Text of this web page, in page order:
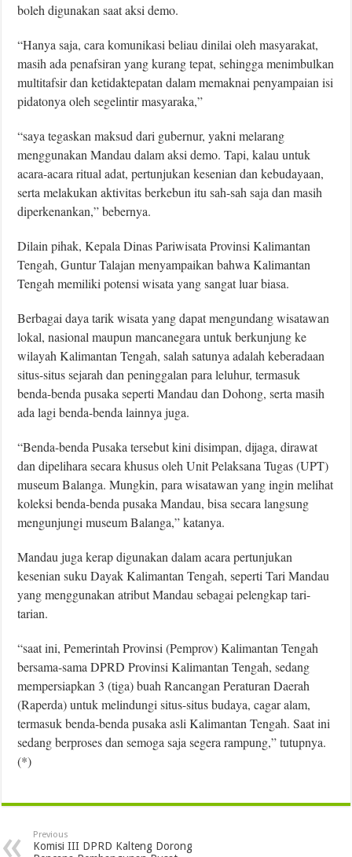
boleh digunakan saat aksi demo.
“Hanya saja, cara komunikasi beliau dinilai oleh masyarakat,
masih ada penafsiran yang kurang tepat, sehingga menimbulkan
multitafsir dan ketidaktepatan dalam memaknai penyampaian isi
pidatonya oleh segelintir masyaraka,”
“saya tegaskan maksud dari gubernur, yakni melarang
menggunakan Mandau dalam aksi demo. Tapi, kalau untuk
acara-acara ritual adat, pertunjukan kesenian dan kebudayaan,
serta melakukan aktivitas berkebun itu sah-sah saja dan masih
diperkenankan,” bebernya.
Dilain pihak, Kepala Dinas Pariwisata Provinsi Kalimantan
Tengah, Guntur Talajan menyampaikan bahwa Kalimantan
Tengah memiliki potensi wisata yang sangat luar biasa.
Berbagai daya tarik wisata yang dapat mengundang wisatawan
lokal, nasional maupun mancanegara untuk berkunjung ke
wilayah Kalimantan Tengah, salah satunya adalah keberadaan
situs-situs sejarah dan peninggalan para leluhur, termasuk
benda-benda pusaka seperti Mandau dan Dohong, serta masih
ada lagi benda-benda lainnya juga.
“Benda-benda Pusaka tersebut kini disimpan, dijaga, dirawat
dan dipelihara secara khusus oleh Unit Pelaksana Tugas (UPT)
museum Balanga. Mungkin, para wisatawan yang ingin melihat
koleksi benda-benda pusaka Mandau, bisa secara langsung
mengunjungi museum Balanga,” katanya.
Mandau juga kerap digunakan dalam acara pertunjukan
kesenian suku Dayak Kalimantan Tengah, seperti Tari Mandau
yang menggunakan atribut Mandau sebagai pelengkap tari-
tarian.
“saat ini, Pemerintah Provinsi (Pemprov) Kalimantan Tengah
bersama-sama DPRD Provinsi Kalimantan Tengah, sedang
mempersiapkan 3 (tiga) buah Rancangan Peraturan Daerah
(Raperda) untuk melindungi situs-situs budaya, cagar alam,
termasuk benda-benda pusaka asli Kalimantan Tengah. Saat ini
sedang berproses dan semoga saja segera rampung,” tutupnya.
(*)
Previous
Komisi III DPRD Kalteng Dorong